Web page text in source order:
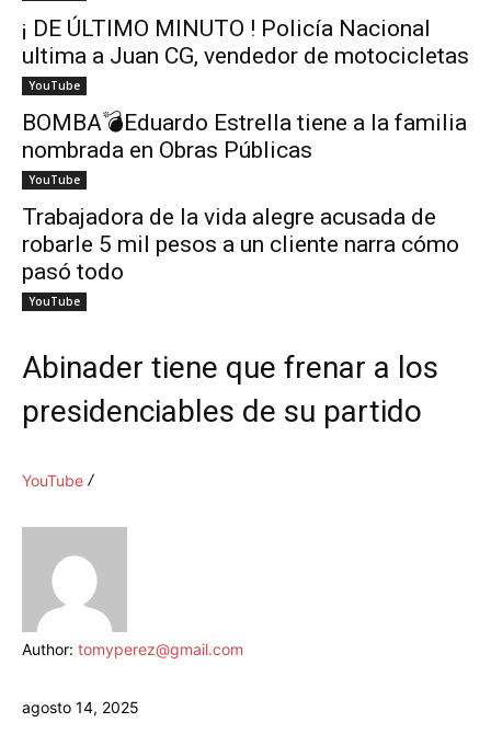
¡ DE ÚLTIMO MINUTO ! Policía Nacional
ultima a Juan CG, vendedor de motocicletas
YouTube
BOMBA💣Eduardo Estrella tiene a la familia
nombrada en Obras Públicas
YouTube
Trabajadora de la vida alegre acusada de
robarle 5 mil pesos a un cliente narra cómo
pasó todo
YouTube
Abinader tiene que frenar a los
presidenciables de su partido
YouTube
Author: tomyperez@gmail.com
agosto 14, 2025